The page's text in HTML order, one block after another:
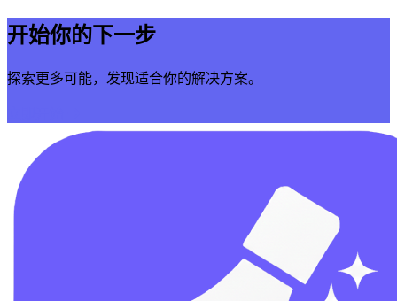
开始你的下一步
探索更多可能，发现适合你的解决方案。